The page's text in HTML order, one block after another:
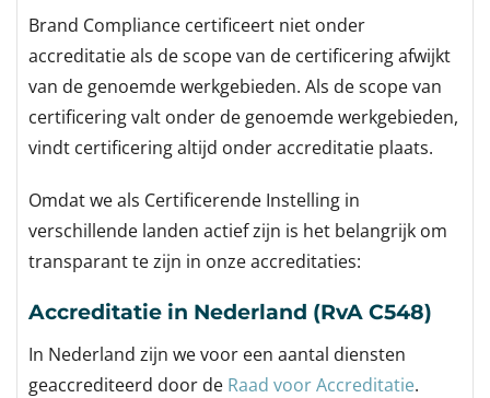
Brand Compliance certificeert niet onder
accreditatie als de scope van de certificering afwijkt
van de genoemde werkgebieden. Als de scope van
certificering valt onder de genoemde werkgebieden,
vindt certificering altijd onder accreditatie plaats.
Omdat we als Certificerende Instelling in
verschillende landen actief zijn is het belangrijk om
transparant te zijn in onze accreditaties:
Accreditatie in Nederland (RvA C548)
In Nederland zijn we voor een aantal diensten
geaccrediteerd door de Raad voor Accreditatie.